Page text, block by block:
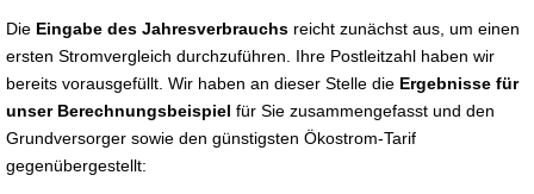
Die Eingabe des Jahresverbrauchs reicht zunächst aus, um einen
ersten Stromvergleich durchzuführen. Ihre Postleitzahl haben wir
bereits vorausgefüllt. Wir haben an dieser Stelle die Ergebnisse für
unser Berechnungsbeispiel für Sie zusammengefasst und den
Grundversorger sowie den günstigsten Ökostrom-Tarif
gegenübergestellt: